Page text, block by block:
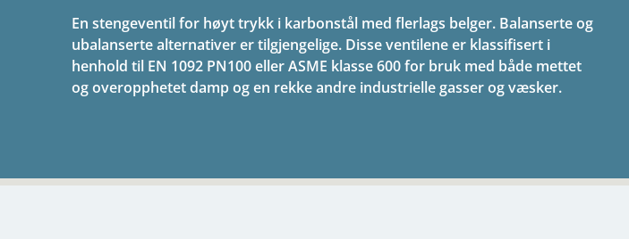
En stengeventil for høyt trykk i karbonstål med flerlags belger. Balanserte og
ubalanserte alternativer er tilgjengelige. Disse ventilene er klassifisert i
henhold til EN 1092 PN100 eller ASME klasse 600 for bruk med både mettet
og overopphetet damp og en rekke andre industrielle gasser og væsker.